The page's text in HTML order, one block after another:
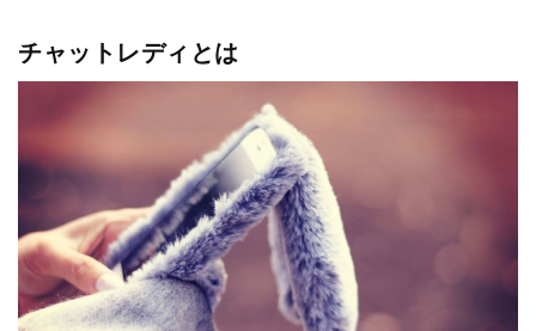
チャットレディとは